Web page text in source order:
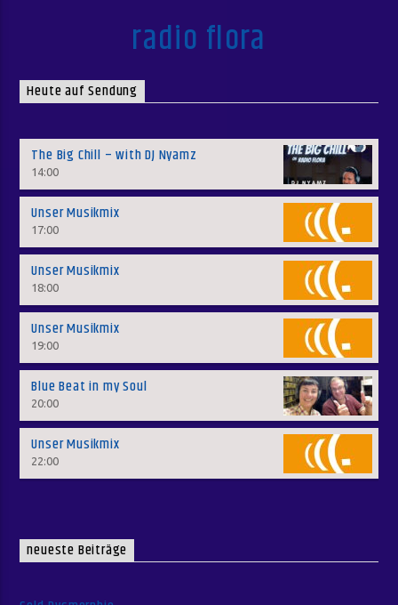
radio flora
Heute auf Sendung
The Big Chill – with DJ Nyamz
14:00
Unser Musikmix
17:00
Unser Musikmix
18:00
Unser Musikmix
19:00
Blue Beat in my Soul
20:00
Unser Musikmix
22:00
neueste Beiträge